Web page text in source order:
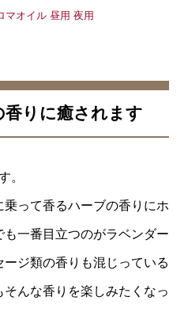
香りに癒されます
。
って香るハーブの香りにホ
一番目立つのがラベンダー
ジ類の香りも混じっている
んな香りを楽しみたくなっ